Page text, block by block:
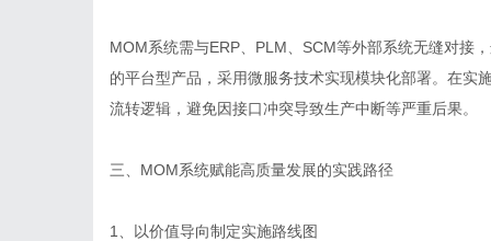
MOM系统需与ERP、PLM、SCM等外部系统无缝对接
的平台型产品，采用微服务技术实现模块化部署。在实
流转逻辑，避免因接口冲突导致生产中断等严重后果。
三、MOM系统赋能高质量发展的实践路径
1、以价值导向制定实施路线图